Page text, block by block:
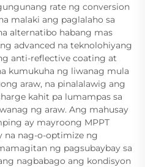
rate ng conversion
malaki ang paglalaho sa
alternatibo habang mas
advanced na teknolohiyang
anti-reflective coating at
kumukuha ng liwanag mula
araw, na pinalalawig ang
kahit pa lumampas sa
ng araw. Ang mahusay
ay mayroong MPPT
na nag-o-optimize ng
ng pagsubaybay sa
nagbabago ang kondisyon